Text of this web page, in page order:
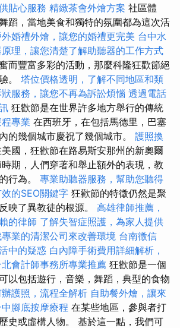
貼心服務 精緻茶會外燴方案 社區體
蹈，當地美食和獨特的氛圍都為這次活
外婚禮外燴，讓您的婚禮更完美 台中水
理，讓您清楚了解助聽器的工作方式
而豐富多彩的活動，那麼科隆狂歡節絕
。 塔位價格透明，了解不同地區和類
服務，讓您不再為訴訟煩惱 透過電話
狂歡節是在世界許多地方舉行的傳統
專業 在西班牙，在包括馬德里，巴塞
的幾個城市慶祝了幾個城市。 護照換
國，狂歡節在路易斯安那州的新奧爾
期，人們穿著和舉止額外的表現，教
行為。 專業助聽器服務，幫助您聽得
的SEO關鍵字 狂歡節的特徵仍然是聚
映了異教徒的根源。 高雄律師推薦，
的律師 了解失智症照護，為家人提供
業的清潔公司來改善環境 台南徵信
中的疑惑 白內障手術費用詳細解析，
北會計師事務所專業推薦 狂歡節是一個
以包括遊行，音樂，舞蹈，典型的食物
護照，流程全解析 自助餐外燴，讓來
中腳底按摩療程 在某些地區，參與者打
史或虛構人物。 基於這一點，我們可